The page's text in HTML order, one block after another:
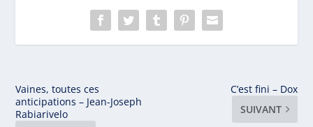
Vaines, toutes ces
anticipations – Jean-Joseph
Rabiarivelo
C’est fini – Dox
SUIVANT